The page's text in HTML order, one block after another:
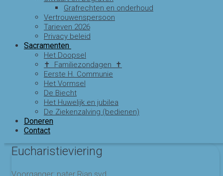
Grafrechten en onderhoud
Vertrouwenspersoon
Tarieven 2026
Privacy beleid
Sacramenten
Het Doopsel
✝ Familiezondagen ✝
Eerste H. Communie
Het Vormsel
De Biecht
Het Huwelijk en jubilea
De Ziekenzalving (bedienen)
Doneren
Contact
Eucharistieviering